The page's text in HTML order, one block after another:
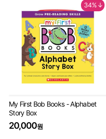
34%↓
My First Bob Books - Alphabet
Story Box
20,000원